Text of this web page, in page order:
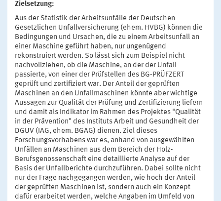
Zielsetzung:
Aus der Statistik der Arbeitsunfälle der Deutschen
Gesetzlichen Unfallversicherung (ehem. HVBG) können die
Bedingungen und Ursachen, die zu einem Arbeitsunfall an
einer Maschine geführt haben, nur ungenügend
rekonstruiert werden. So lässt sich zum Beispiel nicht
nachvollziehen, ob die Maschine, an der der Unfall
passierte, von einer der Prüfstellen des BG-PRÜFZERT
geprüft und zertifiziert war. Der Anteil der geprüften
Maschinen an den Unfallmaschinen könnte aber wichtige
Aussagen zur Qualität der Prüfung und Zertifizierung liefern
und damit als Indikator im Rahmen des Projektes "Qualität
in der Prävention" des Instituts Arbeit und Gesundheit der
DGUV (IAG, ehem. BGAG) dienen. Ziel dieses
Forschungsvorhabens war es, anhand von ausgewählten
Unfällen an Maschinen aus dem Bereich der Holz-
Berufsgenossenschaft eine detaillierte Analyse auf der
Basis der Unfallberichte durchzuführen. Dabei sollte nicht
nur der Frage nachgegangen werden, wie hoch der Anteil
der geprüften Maschinen ist, sondern auch ein Konzept
dafür erarbeitet werden, welche Angaben im Umfeld von